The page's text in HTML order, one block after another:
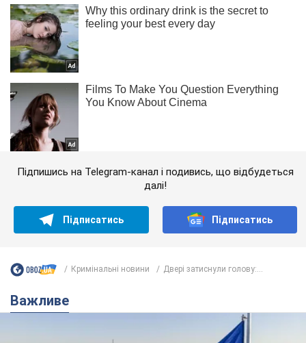
Підпишись на Telegram-канал і подивись, що відбудеться
далі!
Підписатись Підписатись
Кримінальні новини Двері затиснули голову:...
Важливе